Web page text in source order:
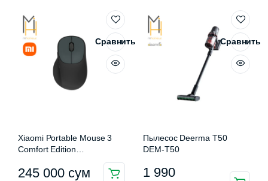
Сравнить
Xiaomi Portable Mouse 3
Comfort Edition
245 000 сум
Сравнить
Пылесос Deerma T50
DEM-T50
1 990